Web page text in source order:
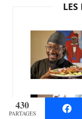
LES
430
PARTAGES